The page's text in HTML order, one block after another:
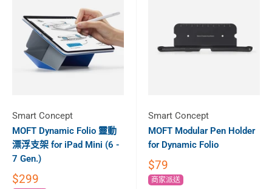
Smart Concept
MOFT Dynamic Folio 靈動
漂浮支架 for iPad Mini (6 -
7 Gen.)
$299
Smart Concept
MOFT Modular Pen Holder
for Dynamic Folio
$79
商家派送